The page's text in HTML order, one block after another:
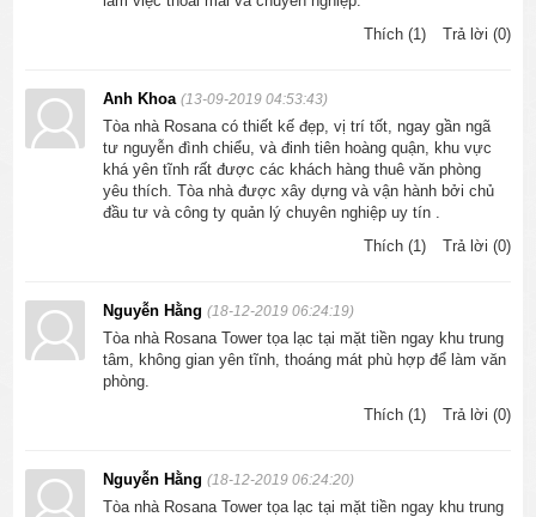
Thích (1)
Trả lời (0)
Anh Khoa(13-09-2019 04:53:43)
Tòa nhà Rosana có thiết kế đẹp, vị trí tốt, ngay gần ngã
tư nguyễn đình chiểu, và đinh tiên hoàng quận, khu vực
khá yên tĩnh rất được các khách hàng thuê văn phòng
yêu thích. Tòa nhà được xây dựng và vận hành bởi chủ
đầu tư và công ty quản lý chuyên nghiệp uy tín .
Thích (1)
Trả lời (0)
Nguyễn Hằng(18-12-2019 06:24:19)
Tòa nhà Rosana Tower tọa lạc tại mặt tiền ngay khu trung
tâm, không gian yên tĩnh, thoáng mát phù hợp để làm văn
phòng.
Thích (1)
Trả lời (0)
Nguyễn Hằng(18-12-2019 06:24:20)
Tòa nhà Rosana Tower tọa lạc tại mặt tiền ngay khu trung